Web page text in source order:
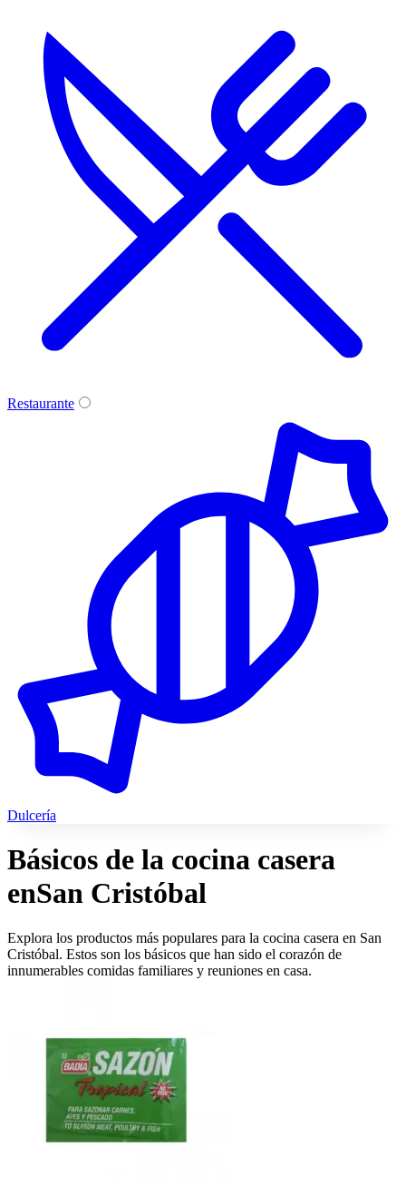
Restaurante
Dulcería
Básicos de la cocina casera
enSan Cristóbal
Explora los productos más populares para la cocina casera en San
Cristóbal. Estos son los básicos que han sido el corazón de
innumerables comidas familiares y reuniones en casa.